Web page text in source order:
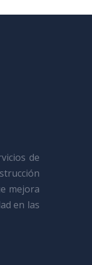
de
mejora
en las